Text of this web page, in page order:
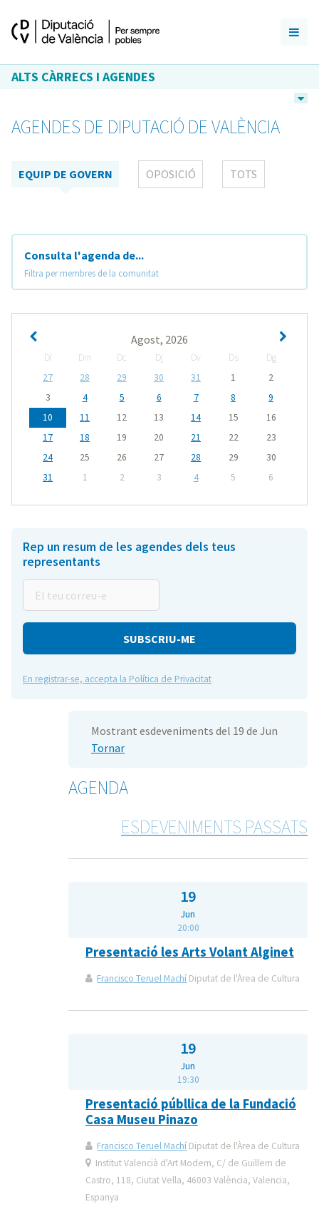
ALTS CÀRRECS I AGENDES
AGENDES DE DIPUTACIÓ DE VALÈNCIA
EQUIP DE GOVERN OPOSICIÓ TOTS
Consulta l'agenda de...
Filtra per membres de la comunitat
Agost, 2026
Dl Dm Dc Dj Dv Ds
Dg
27
28 29 30 31 1
2
3
4 5 6 7 8
9
10
11 12 13 14 15
16
17
18 19 20 21 22
23
24
25 26 27 28 29
30
31
1 2 3 4 5 6
Rep un resum de les agendes dels teus
representants
teu
correu-
En registrar-se, accepta la Política de Privacitat
Mostrant esdeveniments del 19 de Jun
Tornar
AGENDA
ESDEVENIMENTS PASSATS
19
Jun
20:00
Presentació les Arts Volant Alginet
Francisco Teruel Machí Diputat de l'Àrea de Cultura
19
Jun
19:30
Presentació públlica de la Fundació
Casa Museu Pinazo
Francisco Teruel Machí Diputat de l'Àrea de Cultura
Institut Valencià d'Art Modern, C/ de Guillem de
Castro, 118, Ciutat Vella, 46003 València, Valencia,
Espanya